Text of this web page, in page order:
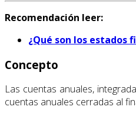
Recomendación leer:
¿Qué son los estados
Concepto
Las cuentas anuales,
cuentas anuales cerradas al